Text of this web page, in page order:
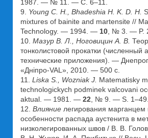
1987. — № 11. — С. 6–11.
9. Young C. H., Bhadeshia H. K. D. H.
mixtures of bainite and martensite //
Technology. — 1994. — 10 , № 3. — P.
10. Мазур В. Л., Ноговицин А. В.
тонколистовой прокатки (численный
технические приложения). —
«Дніпро-VAL», 2010. — 500 с.
11. Liska S., Wozniak J. Matematisky
technologickych podminek valcovani
aktual. — 1981. — 22 , № 9. — S. 1–49.
12. Влияние легирования марганцем
особенности распада аустенита в
низколегированных швов / В. В.